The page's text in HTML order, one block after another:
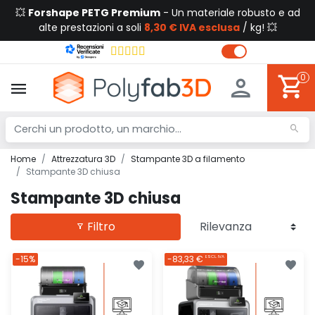
💥 Forshape PETG Premium- Un materiale robusto e ad
alte prestazioni a soli 8,30 € IVA esclusa/ kg! 💥
0
Home Attrezzatura 3D
Stampante 3D a filamento
Stampante 3D chiusa
Stampante 3D chiusa
Filtro
-15% -83,33 € ESCL. IVA